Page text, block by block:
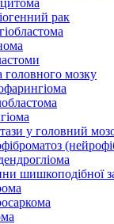
рак
головного мозку
у головний
шишкоподібної